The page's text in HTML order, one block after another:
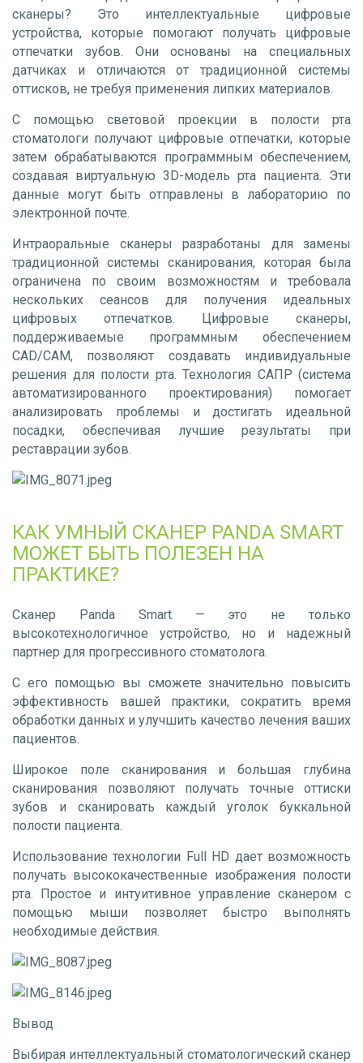
сканеры? Это интеллектуальные цифровые
устройства, которые помогают получать цифровые
отпечатки зубов. Они основаны на специальных
датчиках и отличаются от традиционной системы
оттисков, не требуя применения липких материалов.
С помощью световой проекции в полости рта
стоматологи получают цифровые отпечатки, которые
затем обрабатываются программным обеспечением,
создавая виртуальную 3D-модель рта пациента. Эти
данные могут быть отправлены в лабораторию по
электронной почте.
Интраоральные сканеры разработаны для замены
традиционной системы сканирования, которая была
ограничена по своим возможностям и требовала
нескольких сеансов для получения идеальных
цифровых отпечатков. Цифровые сканеры,
поддерживаемые программным обеспечением
CAD/CAM, позволяют создавать индивидуальные
решения для полости рта. Технология САПР (система
автоматизированного проектирования) помогает
анализировать проблемы и достигать идеальной
посадки, обеспечивая лучшие результаты при
реставрации зубов.
КАК УМНЫЙ СКАНЕР PANDA SMART
МОЖЕТ БЫТЬ ПОЛЕЗЕН НА
ПРАКТИКЕ?
Сканер Panda Smart — это не только
высокотехнологичное устройство, но и надежный
партнер для прогрессивного стоматолога.
С его помощью вы сможете значительно повысить
эффективность вашей практики, сократить время
обработки данных и улучшить качество лечения ваших
пациентов.
Широкое поле сканирования и большая глубина
сканирования позволяют получать точные оттиски
зубов и сканировать каждый уголок буккальной
полости пациента.
Использование технологии Full HD дает возможность
получать высококачественные изображения полости
рта. Простое и интуитивное управление сканером с
помощью мыши позволяет быстро выполнять
необходимые действия.
Вывод​
Выбирая интеллектуальный стоматологический сканер